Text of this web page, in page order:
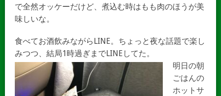
で全然オッケーだけど、煮込む時はもも肉のほうが美
味しいな。
食べてお酒飲みながらLINE。ちょっと夜な話題で楽し
みつつ、結局1時過ぎまでLINEしてた。
明日の朝
ごはんの
ホットサ